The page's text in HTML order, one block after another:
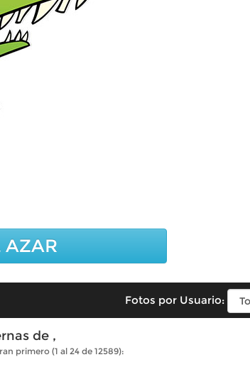
AZAR
Fotos por Usuario:
de ,
primero (1 al 24 de 12589):